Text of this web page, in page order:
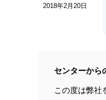
2018年2月20日
センターから
この度は弊社